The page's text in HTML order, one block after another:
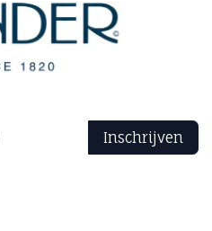
Inschrijven